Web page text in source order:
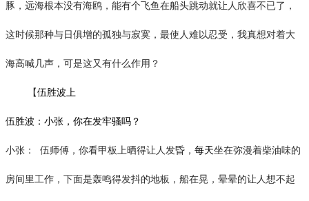
豚，远海根本没有海鸥，能有个飞鱼在船头跳动就让人欣喜不已了，
这时候那种与日俱增的孤独与寂寞，最使人难以忍受，我真想对着大
海高喊几声，可是这又有什么作用？
【伍胜波上
伍胜波：小张，你在发牢骚吗？
小张： 伍师傅，你看甲板上晒得让人发昏， 每天坐在弥漫着柴油味的
房间里工作，下面是轰鸣得发抖的地板，船在晃，晕晕的让人想不起